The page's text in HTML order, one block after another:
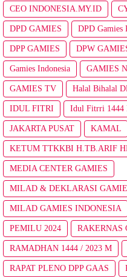
CEO INDONESIA.MY.ID
DPD GAMIES DPD Gamies
DPP GAMIES DPW
Gamies Indonesia GAMIES
GAMIES TV Halal Bihalal
IDUL FITRI Idul Fitrri 1444
JAKARTA PUSAT KAMAL
KETUM TTKKBI H.TB.ARIF
MEDIA CENTER GAMIES
MILAD & DEKLARASI
MILAD GAMIES INDONESIA
PEMILU 2024 RAKERNAS
RAMADHAN 1444 / 2023 M
RAPAT PLENO DPP GAAS